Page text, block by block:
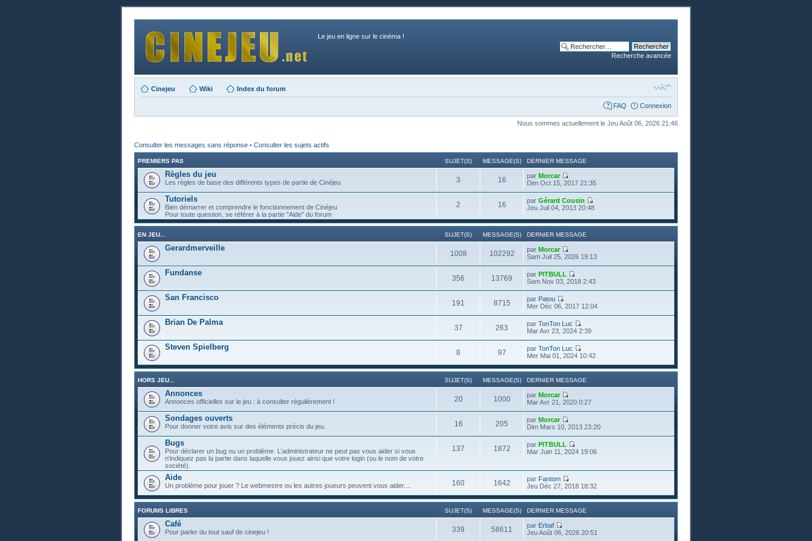
Le jeu en ligne sur le cinéma !
Recherche avancée
Cinejeu Wiki Index du forum
FAQ Connexion
Nous sommes actuellement le Jeu Août 06, 2026 21:46
Consulter les messages sans réponse • Consulter les sujets actifs
PREMIERS PAS SUJET(S) MESSAGE(S) DERNIER MESSAGE
Règles du jeu
Les règles de base des différents types de partie de Cinéjeu 3 16 parMorcar
Dim Oct 15, 2017 21:35
Tutoriels
Bien démarrer et comprendre le fonctionnement de Cinéjeu
Pour toute question, se référer à la partie "Aide" du forum
2 16 parGérard Cousin
Jeu Juil 04, 2013 20:48
EN JEU... SUJET(S) MESSAGE(S) DERNIER MESSAGE
Gerardmerveille
1008 102292 parMorcar
Sam Juil 25, 2026 19:13
Fundanse
356 13769 parPITBULL
Sam Nov 03, 2018 2:43
San Francisco
191 8715 par Patou
Mer Déc 06, 2017 12:04
Brian De Palma
37 263 parTonTon Luc
Mar Avr 23, 2024 2:39
Steven Spielberg
8 97 parTonTon Luc
Mer Mai 01, 2024 10:42
HORS JEU... SUJET(S) MESSAGE(S) DERNIER MESSAGE
Annonces
Annonces officielles sur le jeu : à consulter régulièrement ! 20 1000 parMorcar
Mar Avr 21, 2020 0:27
Sondages ouverts
Pour donner votre avis sur des éléments précis du jeu. 16 205 parMorcar
Dim Mars 10, 2013 23:20
Bugs
Pour déclarer un bug ou un problème. L'administrateur ne peut pas vous aider si vous
n'indiquez pas la partie dans laquelle vous jouez ainsi que votre login (ou le nom de votre
société).
137 1872 parPITBULL
Mar Juin 11, 2024 19:06
Aide
Un problème pour jouer ? Le webmestre ou les autres joueurs peuvent vous aider.... 160 1642 par Fantom
Jeu Déc 27, 2018 18:32
FORUMS LIBRES SUJET(S) MESSAGE(S) DERNIER MESSAGE
Café
Pour parler du tout sauf de cinejeu ! 339 58611 par Erbaf
Jeu Août 06, 2026 20:51